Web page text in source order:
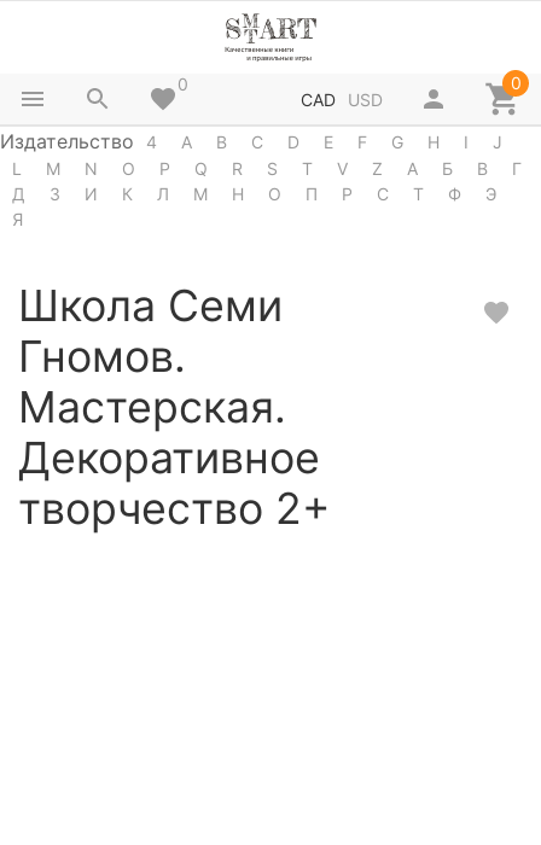
0
CAD USD
0
Издательство 4 A B C D E F G H I
J
L
M N O P Q R S T V Z А Б В
Г
Д
З И К Л М Н О П Р С Т Ф
Э
Я
Школа Семи
Гномов.
Мастерская.
Декоративное
творчество 2+